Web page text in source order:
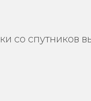
со спутников